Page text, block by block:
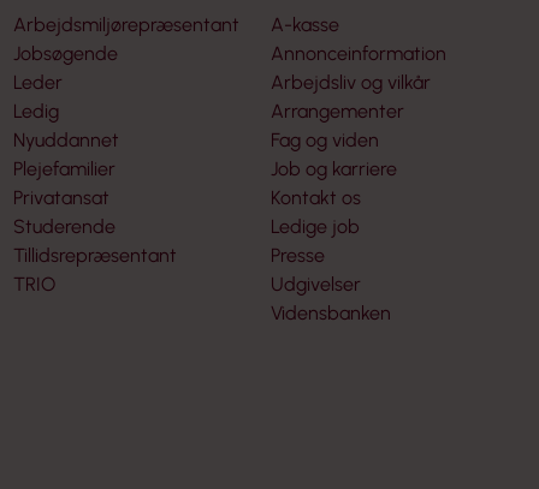
Arbejdsmiljørepræsentant
Jobsøgende
Leder
Ledig
Nyuddannet
Plejefamilier
Privatansat
Studerende
Tillidsrepræsentant
TRIO
A-kasse
Annonceinformation
Arbejdsliv og vilkår
Arrangementer
Fag og viden
Job og karriere
Kontakt os
Ledige job
Presse
Udgivelser
Vidensbanken